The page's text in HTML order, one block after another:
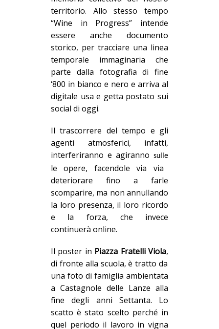
territorio. Allo stesso tempo
“Wine in Progress” intende
essere anche documento
storico, per tracciare una linea
temporale immaginaria che
parte dalla fotografia di fine
‘800 in bianco e nero e arriva al
digitale usa e getta postato sui
social di oggi.
Il trascorrere del tempo e gli
agenti atmosferici, infatti,
interferiranno e agiranno sulle
le opere, facendole via via
deteriorare fino a farle
scomparire, ma non annullando
la loro presenza, il loro ricordo
e la forza, che invece
continuerà online.
Il poster in Piazza Fratelli Viola,
di fronte alla scuola, è tratto da
una foto di famiglia ambientata
a Castagnole delle Lanze alla
fine degli anni Settanta. Lo
scatto è stato scelto perché in
quel periodo il lavoro in vigna